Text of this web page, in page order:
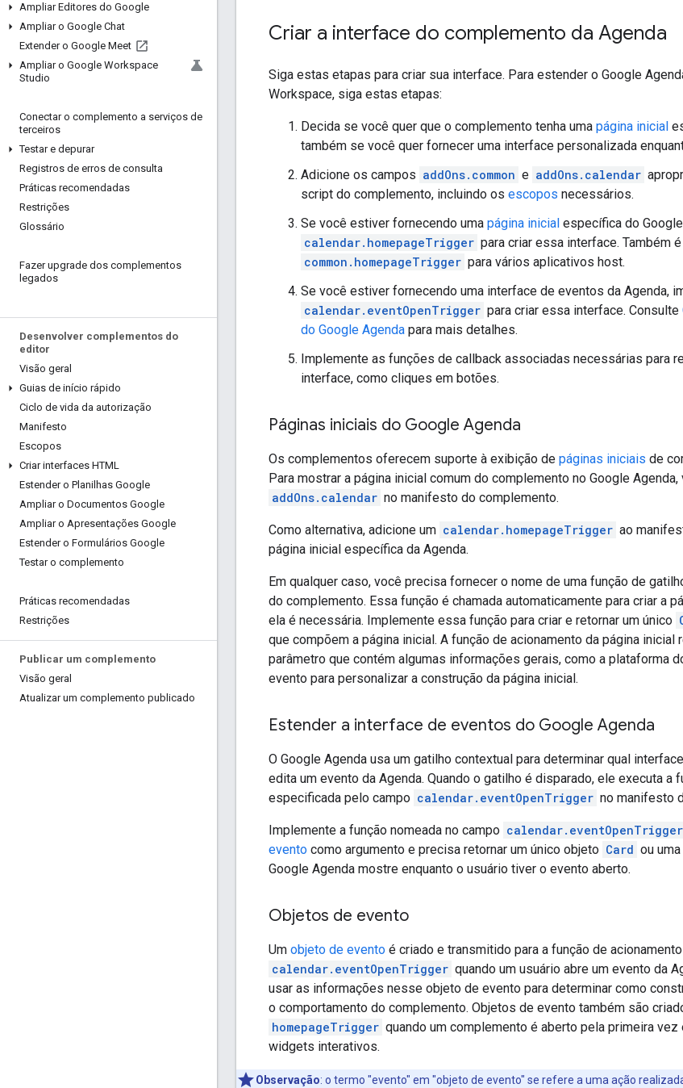
Ampliar Editores do Google
Ampliar o Google Chat
Extender o Google Meet
Ampliar o Google Workspace
Studio
Conectar o complemento a serviços de
terceiros
Testar e depurar
Registros de erros de consulta
Práticas recomendadas
Restrições
Glossário
Fazer upgrade dos complementos
legados
Desenvolver complementos do
editor
Visão geral
Guias de início rápido
Ciclo de vida da autorização
Manifesto
Escopos
Criar interfaces HTML
Estender o Planilhas Google
Ampliar o Documentos Google
Ampliar o Apresentações Google
Estender o Formulários Google
Testar o complemento
Práticas recomendadas
Restrições
Publicar um complemento
Visão geral
Atualizar um complemento publicado
Criar a interface do complemento da Agenda
Siga estas etapas para criar sua interface. Para estender o Google
Workspace, siga estas etapas:
Decida se você quer que o complemento tenha uma página inicial
também se você quer fornecer uma interface personalizada
Adicione os campos addOns.common e addOns.calendar
script do complemento, incluindo os escopos necessários.
Se você estiver fornecendo uma página inicial específica do
calendar.homepageTrigger para criar essa interface. Também
common.homepageTrigger para vários aplicativos host.
Se você estiver fornecendo uma interface de eventos da Agenda,
calendar.eventOpenTrigger para criar essa interface. Consulte
do Google Agenda para mais detalhes.
Implemente as funções de callback associadas necessárias para
interface, como cliques em botões.
Páginas iniciais do Google Agenda
Os complementos oferecem suporte à exibição de páginas iniciais de
Para mostrar a página inicial comum do complemento no Google
addOns.calendar no manifesto do complemento.
Como alternativa, adicione um calendar.homepageTrigger ao
página inicial específica da Agenda.
Em qualquer caso, você precisa fornecer o nome de uma função de
do complemento. Essa função é chamada automaticamente para criar a
ela é necessária. Implemente essa função para criar e retornar um único
que compõem a página inicial. A função de acionamento da página inicial
parâmetro que contém algumas informações gerais, como a plataforma
evento para personalizar a construção da página inicial.
Estender a interface de eventos do Google Agenda
O Google Agenda usa um gatilho contextual para determinar qual
edita um evento da Agenda. Quando o gatilho é disparado, ele executa a
especificada pelo campo calendar.eventOpenTrigger no manifesto
Implemente a função nomeada no campo calendar.eventOpenTrigger
evento como argumento e precisa retornar um único objeto Card ou
Google Agenda mostre enquanto o usuário tiver o evento aberto.
Objetos de evento
Um objeto de evento é criado e transmitido para a função de
calendar.eventOpenTrigger quando um usuário abre um evento da
usar as informações nesse objeto de evento para determinar como
o comportamento do complemento. Objetos de evento também são
homepageTrigger quando um complemento é aberto pela primeira
widgets interativos.
Observação: o termo "evento" em "objeto de evento" se refere a uma ação